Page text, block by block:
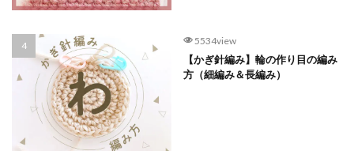
5534view
【かぎ針編み】輪の作り目の編み
方（細編み＆長編み）